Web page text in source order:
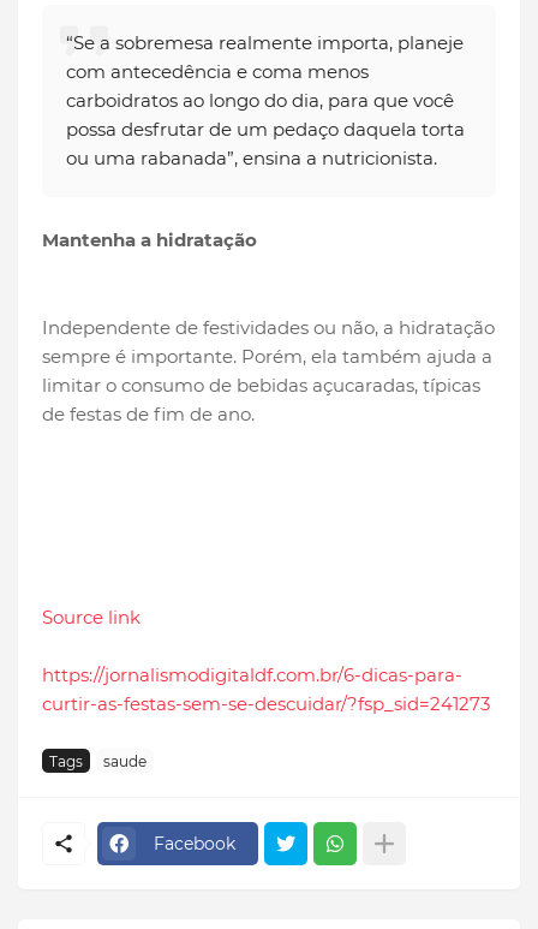
“Se a sobremesa realmente importa, planeje
com antecedência e coma menos
carboidratos ao longo do dia, para que você
possa desfrutar de um pedaço daquela torta
ou uma rabanada”, ensina a nutricionista.
Mantenha a hidratação
Independente de festividades ou não, a hidratação
sempre é importante. Porém, ela também ajuda a
limitar o consumo de bebidas açucaradas, típicas
de festas de fim de ano.
Source link
https://jornalismodigitaldf.com.br/6-dicas-para-
curtir-as-festas-sem-se-descuidar/?fsp_sid=241273
Tags saude
Facebook